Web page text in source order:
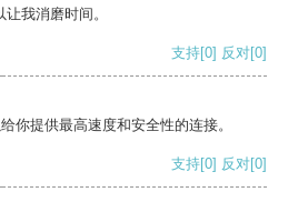
我消磨时间。
支持[0] 反对[0]
你提供最高速度和安全性的连接。
支持[0] 反对[0]